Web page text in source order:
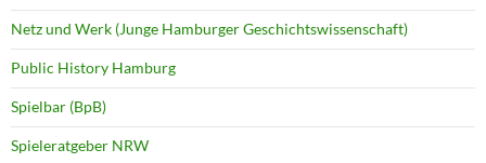
Netz und Werk (Junge Hamburger Geschichtswissenschaft)
Public History Hamburg
Spielbar (BpB)
Spieleratgeber NRW